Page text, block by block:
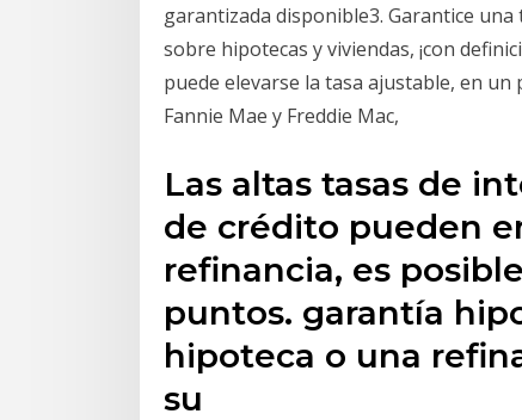
garantizada disponible3. Garantice
sobre hipotecas y viviendas, ¡con
puede elevarse la tasa ajustable, en
Fannie Mae y Freddie Mac,
Las altas tasas de
de crédito pueden
refinancia, es
puntos. garantía
hipoteca o una
su